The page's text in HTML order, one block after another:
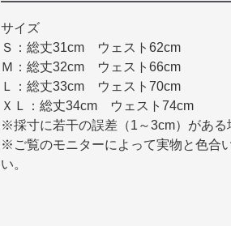
サイズ
Ｓ：総丈31cm ウェスト62cm
Ｍ：総丈32cm ウェスト66cm
Ｌ：総丈33cm ウェスト70cm
ＸＬ：総丈34cm ウェスト74cm
※採寸に若干の誤差（1～3cm）がある
※ご覧のモニターによって実物と色合
い。